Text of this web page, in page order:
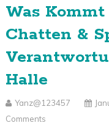
Was
Chatten &
Halle
Yanz@123457
Comments